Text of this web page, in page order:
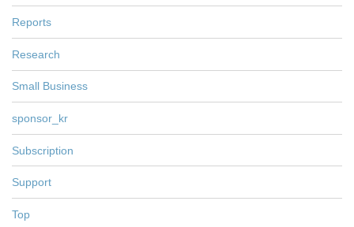
Reports
Research
Small Business
sponsor_kr
Subscription
Support
Top